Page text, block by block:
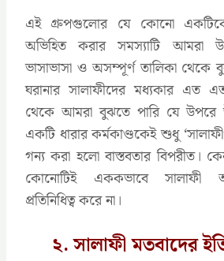
এই গ্রুপগুলোর যে কোনো একটিকে
অভিহিত করার সমস্যাটি আমরা
ভাসাভাসা ও অসম্পূর্ণ তালিকা থেকে
ঘরানার সালাফীদের মধ্যকার এত
থেকে আমরা বুঝতে পারি যে উপরে
একটি ধারার কর্মকাণ্ডকেই শুধু
গন্য করা হলো বাস্তবতার বিপরীত।
কোনোটিই এককভাবে সালাফী
প্রতিনিধিত্ব করে না।
২. সালাফী মতবাদের